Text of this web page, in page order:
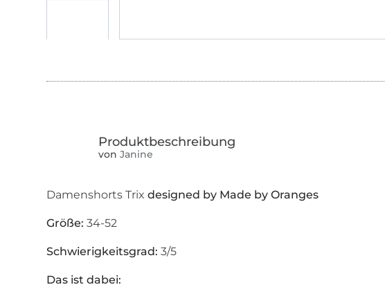
von Janine
Damenshorts Trixdesigned by Made by Oranges
Größe: 34-52
Schwierigkeitsgrad: 3/5
Das ist dabei: